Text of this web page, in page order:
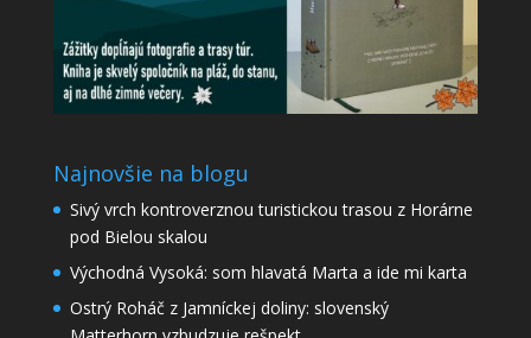
Najnovšie na blogu
Sivý vrch kontroverznou turistickou trasou z Horárne
pod Bielou skalou
Východná Vysoká: som hlavatá Marta a ide mi karta
Ostrý Roháč z Jamníckej doliny: slovenský